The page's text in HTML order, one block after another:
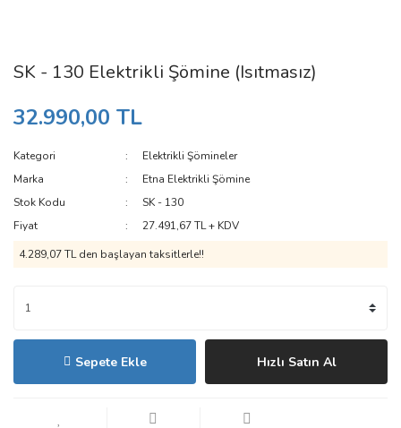
SK - 130 Elektrikli Şömine (Isıtmasız)
32.990,00 TL
Kategori
Elektrikli Şömineler
Marka
Etna Elektrikli Şömine
Stok Kodu
SK - 130
Fiyat
27.491,67 TL + KDV
4.289,07 TL den başlayan taksitlerle!!
Sepete Ekle Hızlı Satın Al